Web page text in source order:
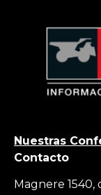
Nuestras
Contacto
Magnere 1540,